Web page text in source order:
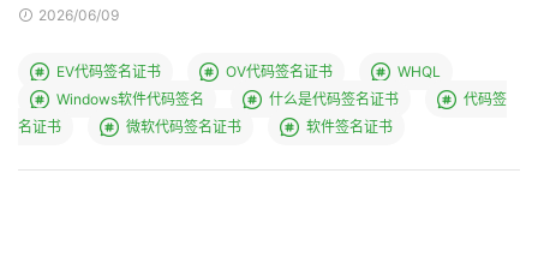
2026/06/09
EV代码签名证书 OV代码签名证书
WHQL
Windows软件代码签名
什么是代码签名证书
代码签
名证书
微软代码签名证书 软件签名证书